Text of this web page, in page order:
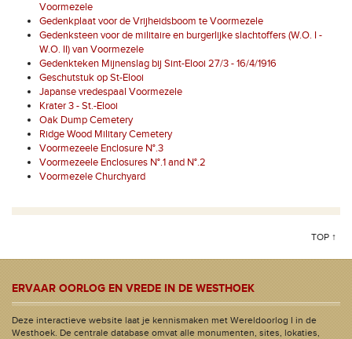
Voormezele
Gedenkplaat voor de Vrijheidsboom te Voormezele
Gedenksteen voor de militaire en burgerlijke slachtoffers (W.O. I -
W.O. II) van Voormezele
Gedenkteken Mijnenslag bij Sint-Elooi 27/3 - 16/4/1916
Geschutstuk op St-Elooi
Japanse vredespaal Voormezele
Krater 3 - St.-Elooi
Oak Dump Cemetery
Ridge Wood Military Cemetery
Voormezeele Enclosure N°.3
Voormezeele Enclosures N°.1 and N°.2
Voormezele Churchyard
TOP ↑
ERVAAR OORLOG EN VREDE IN DE WESTHOEK
Deze interactieve website laat je kennismaken met Wereldoorlog I in de
Westhoek. De centrale database omvat alle monumenten, sites, lokaties,